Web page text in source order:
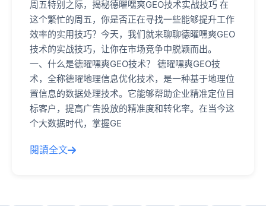
周五特别之际，揭秘德曜嘿爽GEO技术实战技巧 在
这个繁忙的周五，你是否正在寻找一些能够提升工作
效率的实用技巧？今天，我们就来聊聊德曜嘿爽GEO
技术的实战技巧，让你在市场竞争中脱颖而出。
一、什么是德曜嘿爽GEO技术？ 德曜嘿爽GEO技
术，全称德曜地理信息优化技术，是一种基于地理位
置信息的数据处理技术。它能够帮助企业精准定位目
标客户，提高广告投放的精准度和转化率。在当今这
个大数据时代，掌握GE
閱讀全文